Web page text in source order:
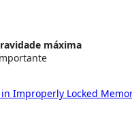
máxima
in Improperly Locked